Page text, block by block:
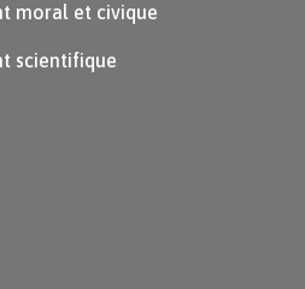
moral et civique
scientifique